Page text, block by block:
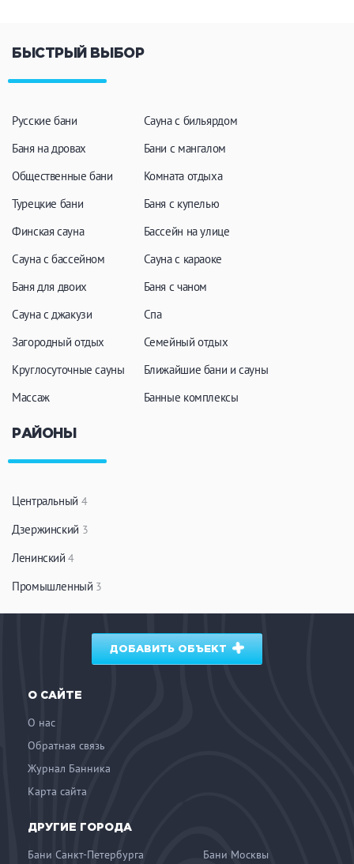
БЫСТРЫЙ ВЫБОР
Русские бани
Баня на дровах
Общественные бани
Турецкие бани
Финская сауна
Сауна с бассейном
Баня для двоих
Сауна с джакузи
Загородный отдых
Круглосуточные сауны
Массаж
Сауна с бильярдом
Бани с мангалом
Комната отдыха
Баня с купелью
Бассейн на улице
Сауна с караоке
Баня с чаном
Спа
Семейный отдых
Ближайшие бани и сауны
Банные комплексы
РАЙОНЫ
Центральный 4
Дзержинский 3
Ленинский4
Промышленный 3
ДОБАВИТЬ ОБЪЕКТ
О САЙТЕ
О нас
Обратная связь
Журнал Банника
Карта сайта
ДРУГИЕ ГОРОДА
Бани Санкт-Петербурга
Бани Москвы